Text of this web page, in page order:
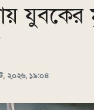
যুবকের
২০২৬, ১৯:০৪